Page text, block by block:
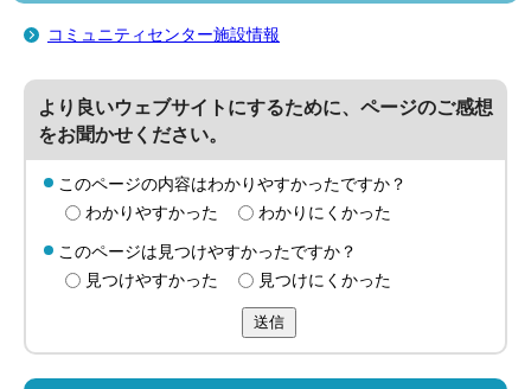
コミュニティセンター施設情報
より良いウェブサイトにするために、ページのご感想
をお聞かせください。
このページの内容はわかりやすかったですか？
わかりやすかった
わかりにくかった
このページは見つけやすかったですか？
見つけやすかった
見つけにくかった
送信